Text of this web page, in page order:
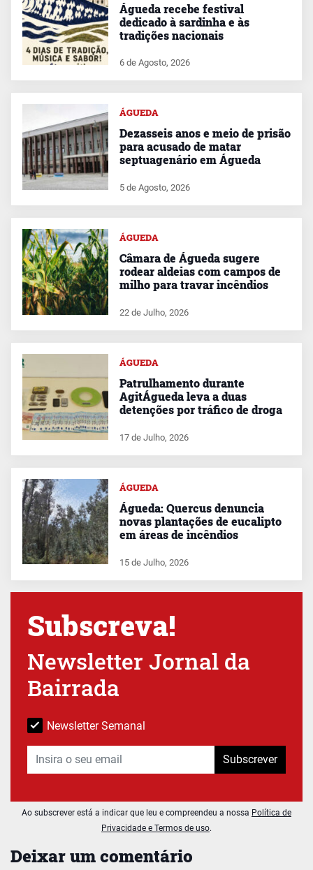
Deixar um comentário
Águeda recebe festival
dedicado à sardinha e às
tradições nacionais
6 de Agosto, 2026
ÁGUEDA
Dezasseis anos e meio de prisão
para acusado de matar
septuagenário em Águeda
5 de Agosto, 2026
ÁGUEDA
Câmara de Águeda sugere
rodear aldeias com campos de
milho para travar incêndios
22 de Julho, 2026
ÁGUEDA
Patrulhamento durante
AgitÁgueda leva a duas
detenções por tráfico de droga
17 de Julho, 2026
ÁGUEDA
Águeda: Quercus denuncia
novas plantações de eucalipto
em áreas de incêndios
15 de Julho, 2026
Subscreva!
Newsletter Jornal da
Bairrada
Newsletter Semanal
Subscrever
Ao subscrever está a indicar que leu e compreendeu a nossa Política de
Privacidade e Termos de uso.